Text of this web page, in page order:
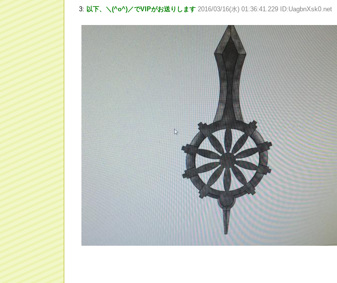
3: 以下、＼(^o^)／でVIPがお送りします 2016/03/16(水) 01:36:41.229 ID:UagbnXsk0.net